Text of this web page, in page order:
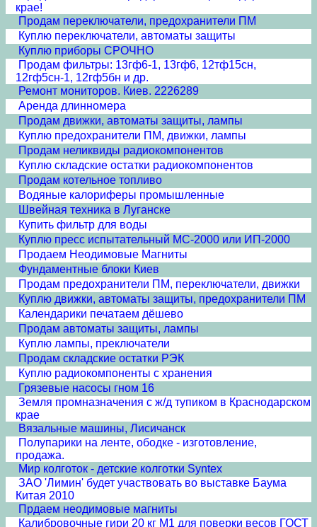
крае!
Продам переключатели, предохранители ПМ
Куплю переключатели, автоматы защиты
Куплю приборы СРОЧНО
Продам фильтры: 13гф6-1, 13гф6, 12тф15сн,
12гф5сн-1, 12гф5бн и др.
Ремонт мониторов. Киев. 2226289
Аренда длинномера
Продам движки, автоматы защиты, лампы
Куплю предохранители ПМ, движки, лампы
Продам неликвиды радиокомпонентов
Куплю складские остатки радиокомпонентов
Продам котельное топливо
Водяные калориферы промышленные
Швейная техника в Луганске
Купить фильтр для воды
Куплю пресс испытательный МС-2000 или ИП-2000
Продаем Неодимовые Магниты
Фундаментные блоки Киев
Продам предохранители ПМ, переключатели, движки
Куплю движки, автоматы защиты, предохранители ПМ
Календарики печатаем дёшево
Продам автоматы защиты, лампы
Куплю лампы, преключатели
Продам складские остатки РЭК
Куплю радиокомпоненты с хранения
Грязевые насосы гном 16
Земля промназначения с ж/д тупиком в Краснодарском
крае
Вязальные машины, Лисичанск
Полупарики на ленте, ободке - изготовление,
продажа.
Мир колготок - детские колготки Syntex
ЗАО 'Лимин' будет участвовать во выставке Баума
Китая 2010
Прдаем неодимовые магниты
Калибровочные гири 20 кг М1 для поверки весов ГОСТ